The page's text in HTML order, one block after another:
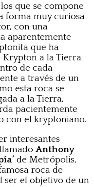
que se compone
forma muy curiosa
con una
aparentemente
que ha
a la Tierra.
de cada
a través de un
esta roca se
a la Tierra,
pacientemente
con el kryptoniano.
interesantes
Anthony
de Metrópolis,
roca de
ser el objetivo de un